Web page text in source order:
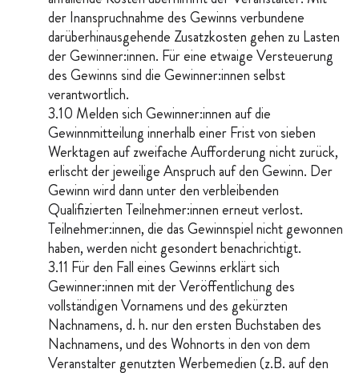
der Inanspruchnahme des Gewinns verbundene
darüberhinausgehende Zusatzkosten gehen zu Lasten
der Gewinner:innen. Für eine etwaige Versteuerung
des Gewinns sind die Gewinner:innen selbst
verantwortlich.
3.10 Melden sich Gewinner:innen auf die
Gewinnmitteilung innerhalb einer Frist von sieben
Werktagen auf zweifache Aufforderung nicht zurück,
erlischt der jeweilige Anspruch auf den Gewinn. Der
Gewinn wird dann unter den verbleibenden
Qualifizierten Teilnehmer:innen erneut verlost.
Teilnehmer:innen, die das Gewinnspiel nicht gewonnen
haben, werden nicht gesondert benachrichtigt.
3.11 Für den Fall eines Gewinns erklärt sich
Gewinner:innen mit der Veröffentlichung des
vollständigen Vornamens und des gekürzten
Nachnamens, d. h. nur den ersten Buchstaben des
Nachnamens, und des Wohnorts in den von dem
Veranstalter genutzten Werbemedien (z.B. auf den